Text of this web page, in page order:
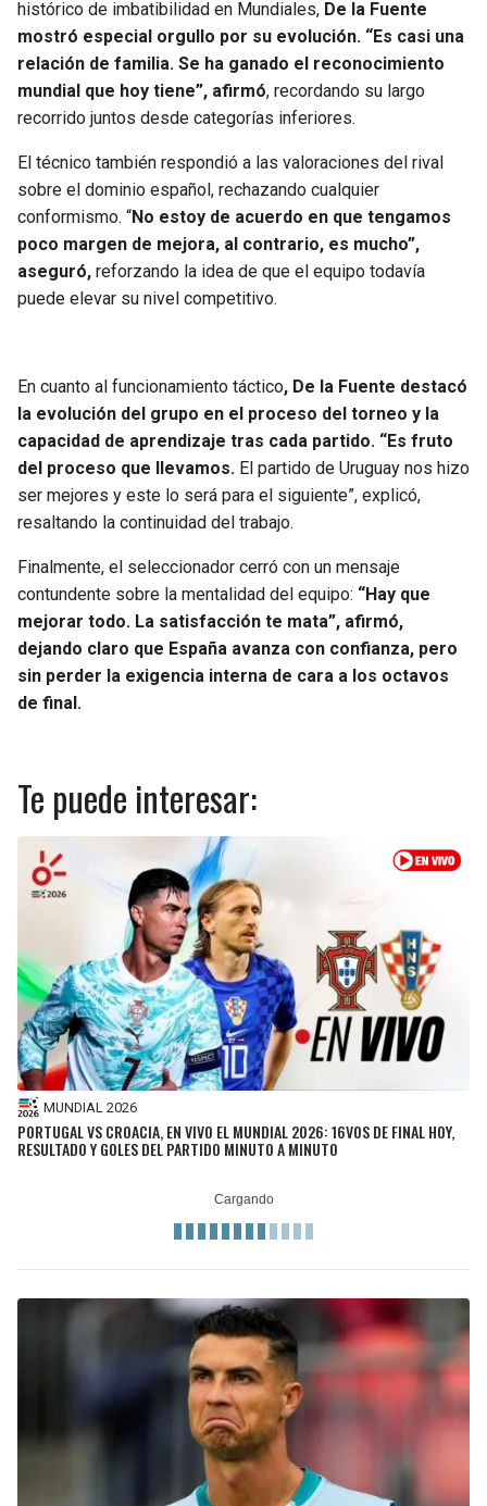
histórico de imbatibilidad en Mundiales, De la Fuente
mostró especial orgullo por su evolución. “Es casi una
relación de familia. Se ha ganado el reconocimiento
mundial que hoy tiene”, afirmó, recordando su largo
recorrido juntos desde categorías inferiores.
El técnico también respondió a las valoraciones del rival
sobre el dominio español, rechazando cualquier
conformismo. “No estoy de acuerdo en que tengamos
poco margen de mejora, al contrario, es mucho”,
aseguró, reforzando la idea de que el equipo todavía
puede elevar su nivel competitivo.
En cuanto al funcionamiento táctico, De la Fuente destacó
la evolución del grupo en el proceso del torneo y la
capacidad de aprendizaje tras cada partido. “Es fruto
del proceso que llevamos. El partido de Uruguay nos hizo
ser mejores y este lo será para el siguiente”, explicó,
resaltando la continuidad del trabajo.
Finalmente, el seleccionador cerró con un mensaje
contundente sobre la mentalidad del equipo: “Hay que
mejorar todo. La satisfacción te mata”, afirmó,
dejando claro que España avanza con confianza, pero
sin perder la exigencia interna de cara a los octavos
de final.
Te puede interesar:
MUNDIAL 2026
PORTUGAL VS CROACIA, EN VIVO EL MUNDIAL 2026: 16VOS DE FINAL HOY,
RESULTADO Y GOLES DEL PARTIDO MINUTO A MINUTO